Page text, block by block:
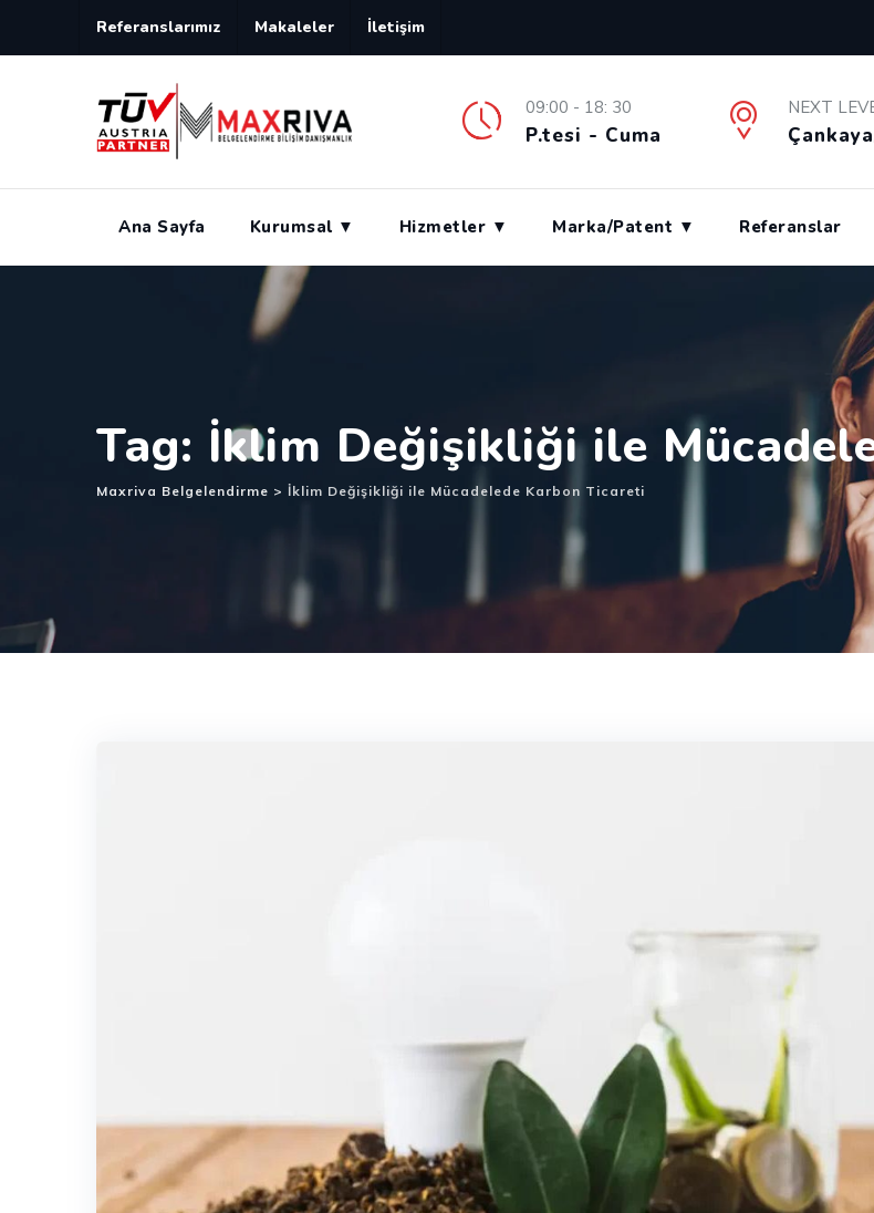
Referanslarımız Makaleler İletişim
09:00 - 18: 30
P.tesi - Cuma
NEXT
Ana Sayfa Kurumsal ▼ Hizmetler ▼ Marka/Patent ▼ Referanslar
Tag: İklim Değişikliği ile
Maxriva Belgelendirme > İklim Değişikliği ile Mücadelede Karbon Ticareti